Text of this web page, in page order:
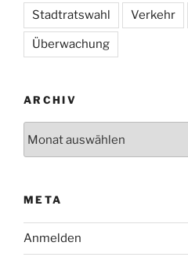
Stadtratswahl Verkehr
Überwachung
ARCHIV
META
Anmelden